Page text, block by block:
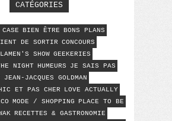
CATÉGORIES
BIEN ÊTRE BONS PLANS
DE SORTIR CONCOURS
SHOW GEEKERIES
NIGHT HUMEURS
JE SAIS PAS
JEAN-JACQUES GOLDMAN
ET PAS CHER
LOVE ACTUALLY
MODE / SHOPPING PLACE TO BE
RECETTES & GASTRONOMIE